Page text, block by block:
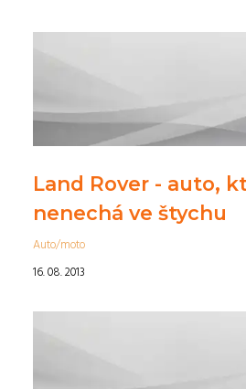
Land Rover - auto,
nenechá ve štychu
Auto/moto
16. 08. 2013